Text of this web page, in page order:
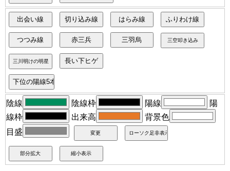
陰線 陰線枠 陽線
陽
線枠
出来高
背景色
目盛